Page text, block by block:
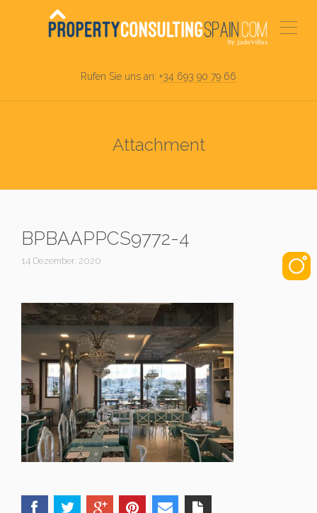
Rufen Sie uns an: +34 693 90 79 66
Attachment
BPBAAPPCS9772-4
14 Dezember, 2020